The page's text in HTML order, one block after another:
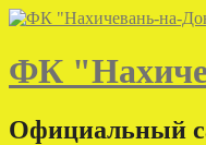
Skip
content
ФК
Официальный